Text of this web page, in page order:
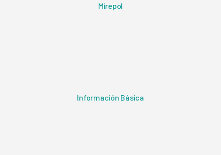
Mirepol
Información Básica